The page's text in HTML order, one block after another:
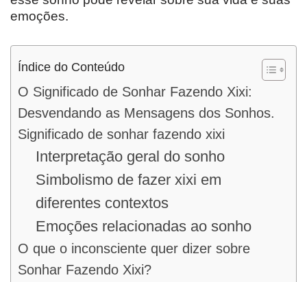
emoções.
Índice do Conteúdo
O Significado de Sonhar Fazendo Xixi:
Desvendando as Mensagens dos Sonhos.
Significado de sonhar fazendo xixi
Interpretação geral do sonho
Simbolismo de fazer xixi em
diferentes contextos
Emoções relacionadas ao sonho
O que o inconsciente quer dizer sobre
Sonhar Fazendo Xixi?